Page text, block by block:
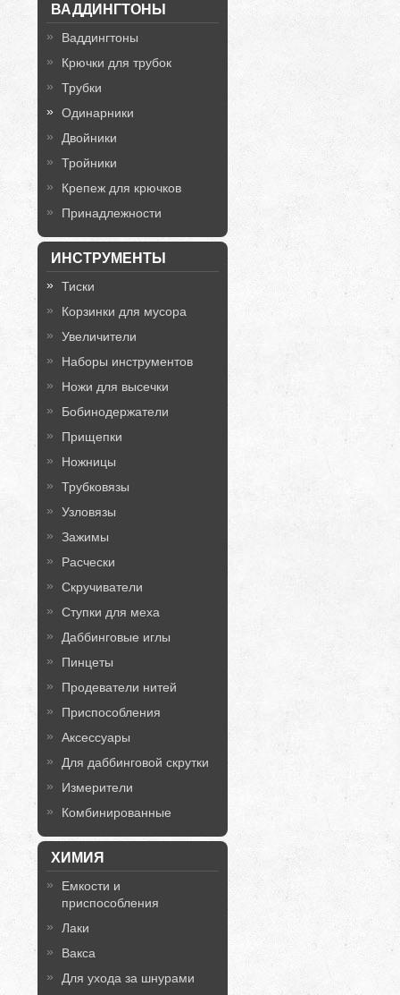
ВАДДИНГТОНЫ
Ваддингтоны
Крючки для трубок
Трубки
Одинарники
Двойники
Тройники
Крепеж для крючков
Принадлежности
ИНСТРУМЕНТЫ
Тиски
Корзинки для мусора
Увеличители
Наборы инструментов
Ножи для высечки
Бобинодержатели
Прищепки
Ножницы
Трубковязы
Узловязы
Зажимы
Расчески
Скручиватели
Ступки для меха
Даббинговые иглы
Пинцеты
Продеватели нитей
Приспособления
Аксессуары
Для даббинговой скрутки
Измерители
Комбинированные
ХИМИЯ
Емкости и
приспособления
Лаки
Вакса
Для ухода за шнурами